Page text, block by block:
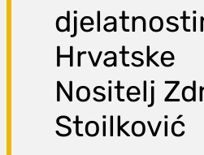
Hrvatske
Nositelj
Stoilković